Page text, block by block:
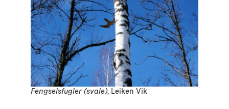
Fengselsfugler (svale), Leiken Vik